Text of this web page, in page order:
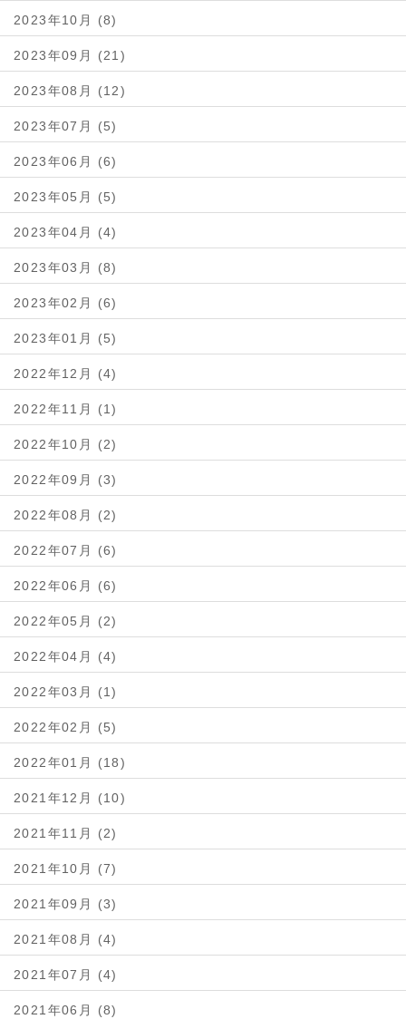
2023年10月 (8)
2023年09月 (21)
2023年08月 (12)
2023年07月 (5)
2023年06月 (6)
2023年05月 (5)
2023年04月 (4)
2023年03月 (8)
2023年02月 (6)
2023年01月 (5)
2022年12月 (4)
2022年11月 (1)
2022年10月 (2)
2022年09月 (3)
2022年08月 (2)
2022年07月 (6)
2022年06月 (6)
2022年05月 (2)
2022年04月 (4)
2022年03月 (1)
2022年02月 (5)
2022年01月 (18)
2021年12月 (10)
2021年11月 (2)
2021年10月 (7)
2021年09月 (3)
2021年08月 (4)
2021年07月 (4)
2021年06月 (8)